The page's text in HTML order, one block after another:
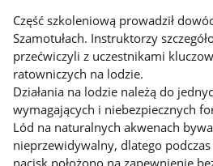
Część szkoleniową prowadził
Szamotułach. Instruktorzy
przećwiczyli z uczestnikami
ratowniczych na lodzie.
Działania na lodzie należą do
wymagających i niebezpiecznych
Lód na naturalnych akwenach
nieprzewidywalny, dlatego